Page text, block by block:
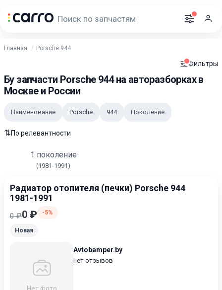
Главная Porsche 944
Фильтры
Бу запчасти Porsche 944 на авторазборках в
Москве и России
Наименование Porsche 944 Поколение
⇅По релевантности
1 поколение
(1981-1991)
Радиатор отопителя (печки) Porsche 944
1981-1991
0 ₽0 ₽ -5%
Новая
Нет фото
Avtobamper.by
нет отзывов